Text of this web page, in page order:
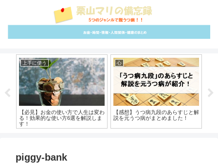
上手に使う
【必見】お金の使い方で人生は変わ
る！効果的な使い方6選を解説しま
す！
心
【感想】うつ病九段のあらすじと解
説を元うつ病がまとめました！
piggy-bank